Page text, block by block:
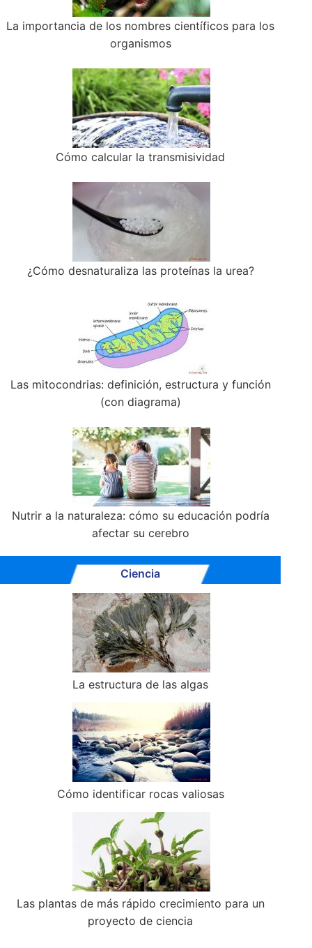
La importancia de los nombres científicos para los
organismos
Cómo calcular la transmisividad
¿Cómo desnaturaliza las proteínas la urea?
Las mitocondrias: definición, estructura y función
(con diagrama)
Nutrir a la naturaleza: cómo su educación podría
afectar su cerebro
Ciencia
La estructura de las algas
Cómo identificar rocas valiosas
Las plantas de más rápido crecimiento para un
proyecto de ciencia